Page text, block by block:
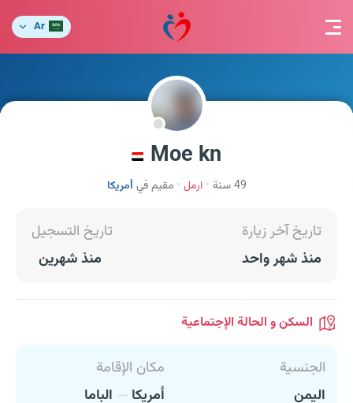
Ar
Moe kn
49 سنة ارمل مقيم في أمريكا
تاريخ آخر زيارة
منذ شهر واحد
تاريخ التسجيل
منذ شهرين
السكن و الحالة الإجتماعية
الجنسية
اليمن
مكان الإقامة
أمريكا
الباما